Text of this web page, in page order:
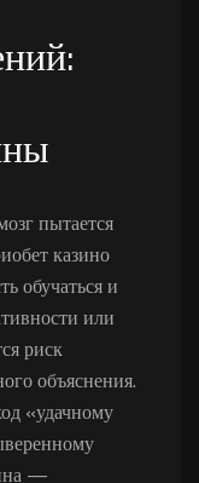
пытается
казино
обучаться и
или
риск
объяснения.
«удачному
—